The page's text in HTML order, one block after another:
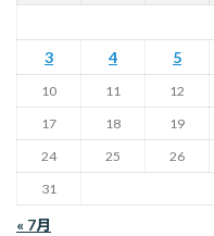
3
4 5
10 11 12
17
18 19
24
25 26
31
« 7月